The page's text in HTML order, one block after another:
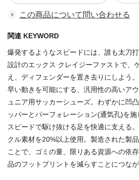
この商品について問い合わせる
関連 KEYWORD
爆発するようなスピードには、誰も太刀
設計のエックス クレイジーファストで、
え、ディフェンダーを置き去りにしよう
早い動きを可能にする、汎用性の高いア
ュニア用サッカーシューズ。わずかに凹
ッパーとパーフォレーション(通気孔)を
スピードで駆け抜ける足を快適に支える
クル素材を20%以上使用。製造された製
ことで、ゴミの量、限りある資源への依
品のフットプリントを減らすことにつな